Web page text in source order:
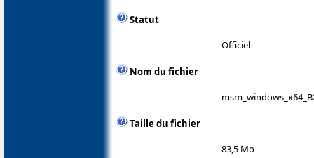
Statut
Officiel
Nom du fichier
Taille du fichier
83,5 Mo